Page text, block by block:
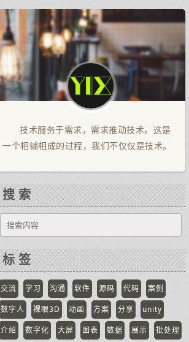
技术服务于需求，需求推动技术。这是
一个相辅相成的过程，我们不仅仅是技术。
搜 索
标 签
交流 学习 沟通 软件 源码 代码
案例
数字人
裸眼3D 动画 方案 分享
unity
介绍
数字化 大屏 图表 数据 展示
批处理